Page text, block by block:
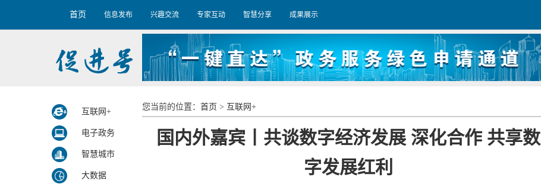
首页 信息发布 兴趣交流 专家互动 智慧分享 成果展示
互联网+
电子政务
智慧城市
大数据
您当前的位置： 首页 > 互联网+
国内外嘉宾丨共谈数字经济发展 深化合作 共享数
字发展红利